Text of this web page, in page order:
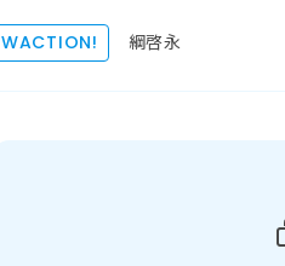
WACTION! 綱啓永